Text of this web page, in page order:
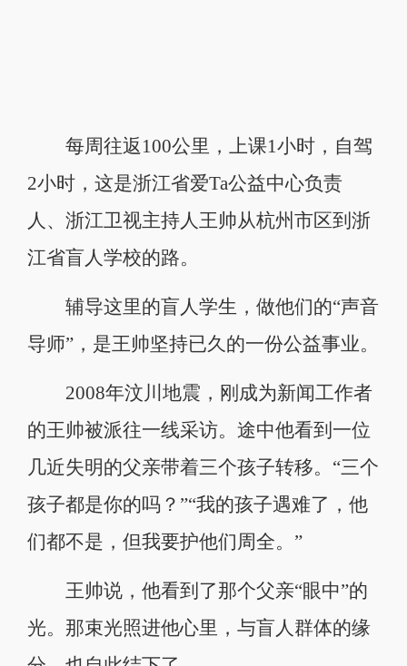
每周往返100公里，上课1小时，自驾
2小时，这是浙江省爱Ta公益中心负责
人、浙江卫视主持人王帅从杭州市区到浙
江省盲人学校的路。
辅导这里的盲人学生，做他们的“声音
导师”，是王帅坚持已久的一份公益事业。
2008年汶川地震，刚成为新闻工作者
的王帅被派往一线采访。途中他看到一位
几近失明的父亲带着三个孩子转移。“三个
孩子都是你的吗？”“我的孩子遇难了，他
们都不是，但我要护他们周全。”
王帅说，他看到了那个父亲“眼中”的
光。那束光照进他心里，与盲人群体的缘